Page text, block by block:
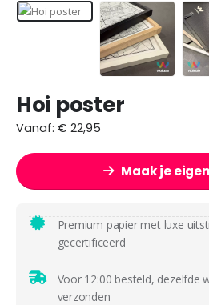
Hoi poster
Vanaf: € 22,95
Maak je
Premium papier met luxe
gecertificeerd
Voor 12:00 besteld, dezelfde
verzonden